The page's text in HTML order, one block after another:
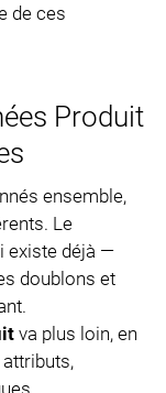
de ces
Produit
ensemble,
Le
existe déjà —
doublons et
va plus loin, en